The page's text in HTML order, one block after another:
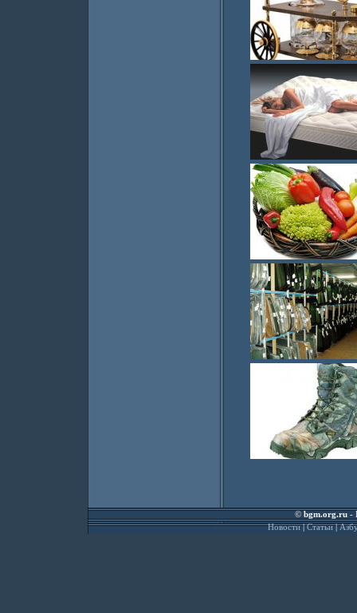
©bgm.org.ru-
Новости|Статьи|